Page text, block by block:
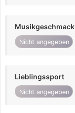
Musikgeschmack
Nicht angegeben
Lieblingssport
Nicht angegeben